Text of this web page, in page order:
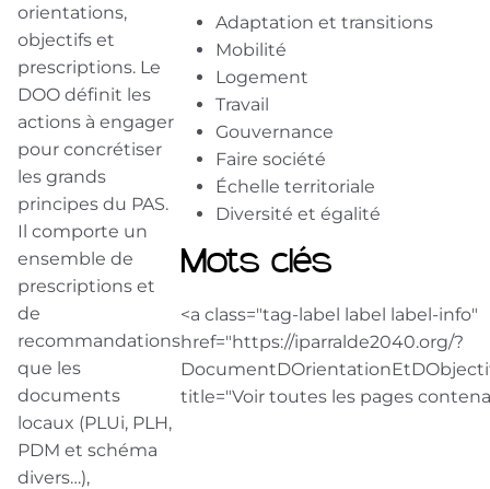
orientations,
objectifs et
prescriptions. Le
DOO définit les
actions à engager
pour concrétiser
les grands
principes du PAS.
Il comporte un
ensemble de
prescriptions et
de
recommandations
que les
documents
locaux (PLUi, PLH,
PDM et schéma
divers…),
Adaptation et transitions
Mobilité
Logement
Travail
Gouvernance
Faire société
Échelle territoriale
Diversité et égalité
Mots clés
<a class="tag-label label label-info"
href="https://iparralde2040.org/?
title="Voir toutes les pages